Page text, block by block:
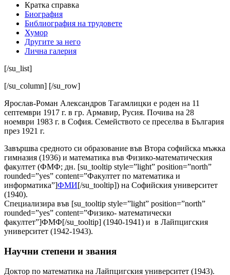
Кратка справка
Биография
Библиография на трудовете
Хумор
Другите за него
Лична галерия
[/su_list]
[/su_column] [/su_row]
Ярослав-Роман Александров Тагамлицки е роден на 11
септември 1917 г. в гр. Ар­мавир, Русия. Почива на 28
ноември 1983 г. в София. Семейството се преселва в България
през 1921 г.
Завършва средното си образование във Втора софийска мъжка
гимназия (1936) и математика във Физико-математическия
факултет (ФМФ; дн. [su_tooltip style=”light” position=”north”
rounded=”yes” content=”Факултет по математика и
информатика”]ФМИ[/su_tooltip]) на Софийския университет
(1940).
Специализира във [su_tooltip style=”light” position=”north”
rounded=”yes” content=”Физико- математически
факултет”]ФМФ[/su_tooltip] (1940-1941) и в Лайпцигския
университет (1942-1943).
Научни степени и звания
Доктор по математика на Лайпцигския университет (1943).